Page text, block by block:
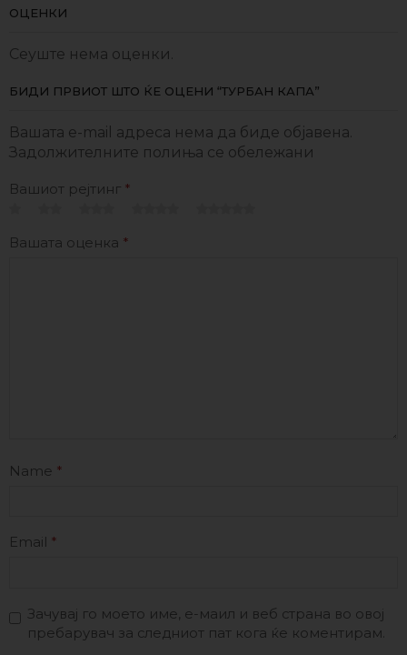
ОЦЕНКИ
Сеуште нема оценки.
БИДИ ПРВИОТ ШТО ЌЕ ОЦЕНИ “ТУРБАН КАПА”
Вашата e-mail адреса нема да биде објавена.
Задолжителните полиња се обележани
Вашиот рејтинг *
Вашата оценка *
Name *
Email *
Зачувај го моето име, е-маил и веб страна во овој
пребарувач за следниот пат кога ќе коментирам.